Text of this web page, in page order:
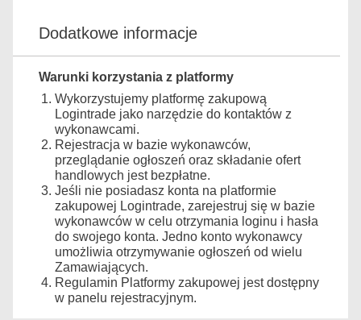
Dodatkowe informacje
Warunki korzystania z platformy
Wykorzystujemy platformę zakupową
Logintrade jako narzędzie do kontaktów z
wykonawcami.
Rejestracja w bazie wykonawców,
przeglądanie ogłoszeń oraz składanie ofert
handlowych jest bezpłatne.
Jeśli nie posiadasz konta na platformie
zakupowej Logintrade, zarejestruj się w bazie
wykonawców w celu otrzymania loginu i hasła
do swojego konta. Jedno konto wykonawcy
umożliwia otrzymywanie ogłoszeń od wielu
Zamawiających.
Regulamin Platformy zakupowej jest dostępny
w panelu rejestracyjnym.